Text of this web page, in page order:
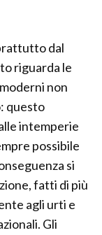
dal
riguarda le
non
questo
intemperie
possibile
si
fatti di più
agli urti e
Gli